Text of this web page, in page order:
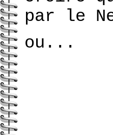
par le
ou...